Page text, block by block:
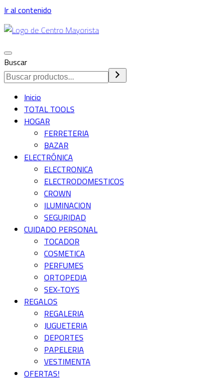
Ir al contenido
Alternar
navegación
Buscar
Inicio
TOTAL TOOLS
HOGAR
FERRETERIA
BAZAR
ELECTRÓNICA
ELECTRONICA
ELECTRODOMESTICOS
CROWN
ILUMINACION
SEGURIDAD
CUIDADO PERSONAL
TOCADOR
COSMETICA
PERFUMES
ORTOPEDIA
SEX-TOYS
REGALOS
REGALERIA
JUGUETERIA
DEPORTES
PAPELERIA
VESTIMENTA
OFERTAS!